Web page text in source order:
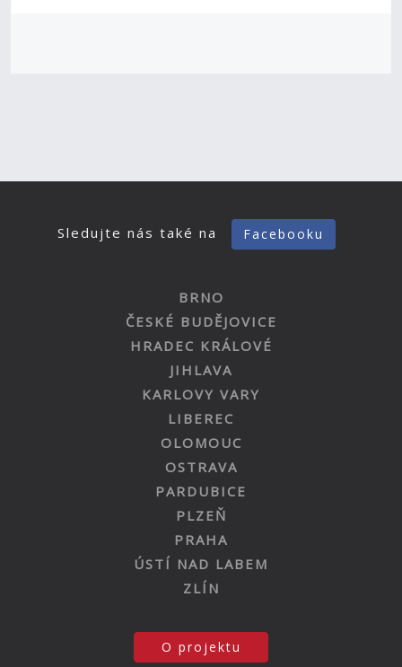
Sledujte nás také na Facebooku
BRNO
ČESKÉ BUDĚJOVICE
HRADEC KRÁLOVÉ
JIHLAVA
KARLOVY VARY
LIBEREC
OLOMOUC
OSTRAVA
PARDUBICE
PLZEŇ
PRAHA
ÚSTÍ NAD LABEM
ZLÍN
O projektu